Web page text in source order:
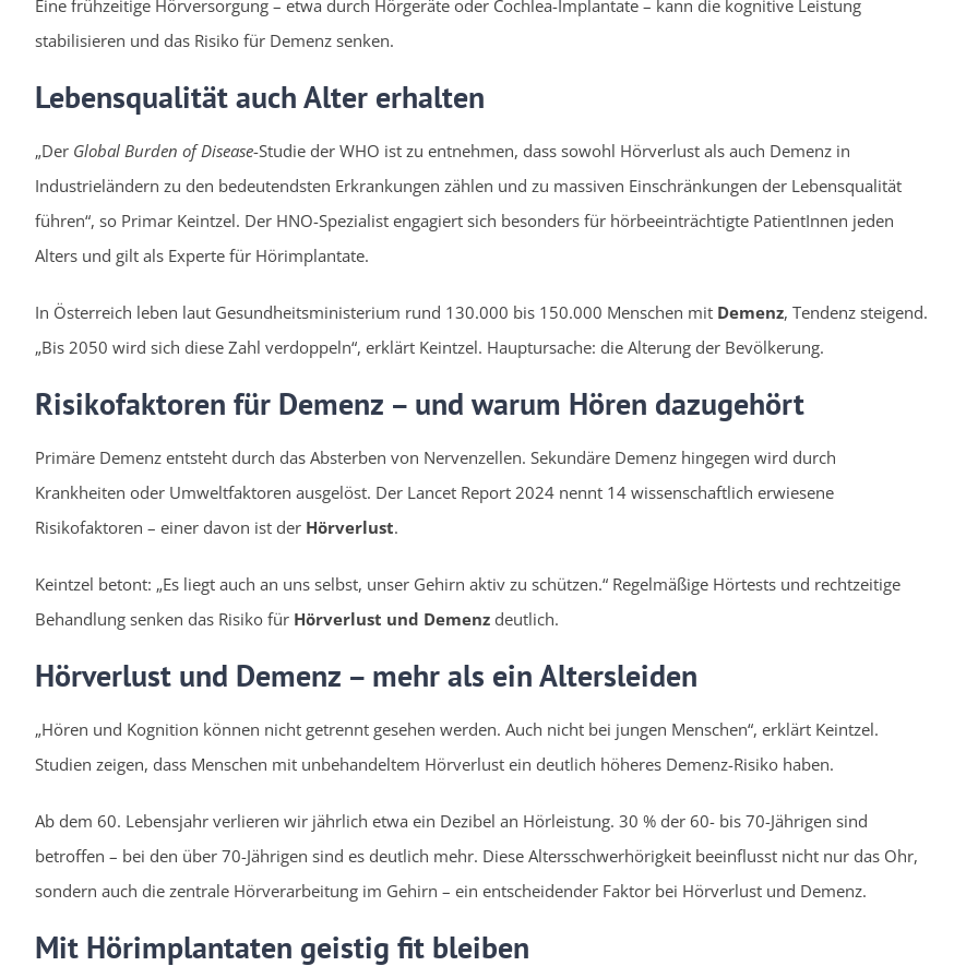
Eine frühzeitige Hörversorgung – etwa durch Hörgeräte oder Cochlea-Implantate – kann die kognitive Leistung
stabilisieren und das Risiko für Demenz senken.
Lebensqualität auch Alter erhalten
„Der Global Burden of Disease-Studie der WHO ist zu entnehmen, dass sowohl Hörverlust als auch Demenz in
Industrieländern zu den bedeutendsten Erkrankungen zählen und zu massiven Einschränkungen der Lebensqualität
führen“, so Primar Keintzel. Der HNO-Spezialist engagiert sich besonders für hörbeeinträchtigte PatientInnen jeden
Alters und gilt als Experte für Hörimplantate.
In Österreich leben laut Gesundheitsministerium rund 130.000 bis 150.000 Menschen mit Demenz, Tendenz steigend.
„Bis 2050 wird sich diese Zahl verdoppeln“, erklärt Keintzel. Hauptursache: die Alterung der Bevölkerung.
Risikofaktoren für Demenz – und warum Hören dazugehört
Primäre Demenz entsteht durch das Absterben von Nervenzellen. Sekundäre Demenz hingegen wird durch
Krankheiten oder Umweltfaktoren ausgelöst. Der Lancet Report 2024 nennt 14 wissenschaftlich erwiesene
Risikofaktoren – einer davon ist der Hörverlust.
Keintzel betont: „Es liegt auch an uns selbst, unser Gehirn aktiv zu schützen.“ Regelmäßige Hörtests und rechtzeitige
Behandlung senken das Risiko für Hörverlust und Demenzdeutlich.
Hörverlust und Demenz – mehr als ein Altersleiden
„Hören und Kognition können nicht getrennt gesehen werden. Auch nicht bei jungen Menschen“, erklärt Keintzel.
Studien zeigen, dass Menschen mit unbehandeltem Hörverlust ein deutlich höheres Demenz-Risiko haben.
Ab dem 60. Lebensjahr verlieren wir jährlich etwa ein Dezibel an Hörleistung. 30 % der 60- bis 70-Jährigen sind
betroffen – bei den über 70-Jährigen sind es deutlich mehr. Diese Altersschwerhörigkeit beeinflusst nicht nur das Ohr,
sondern auch die zentrale Hörverarbeitung im Gehirn – ein entscheidender Faktor bei Hörverlust und Demenz.
Mit Hörimplantaten geistig fit bleiben